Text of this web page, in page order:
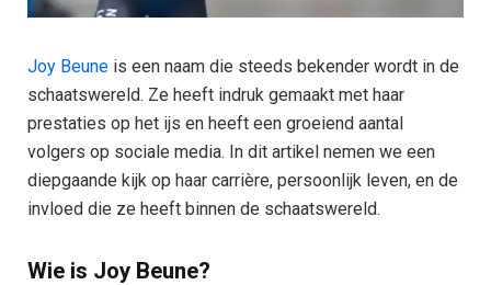
Joy Beune is een naam die steeds bekender wordt in de
schaatswereld. Ze heeft indruk gemaakt met haar
prestaties op het ijs en heeft een groeiend aantal
volgers op sociale media. In dit artikel nemen we een
diepgaande kijk op haar carrière, persoonlijk leven, en de
invloed die ze heeft binnen de schaatswereld.
Wie is Joy Beune?